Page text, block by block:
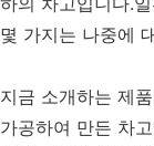
몇 가지는 나중에
지금 소개하는 제
가공하여 만든 차